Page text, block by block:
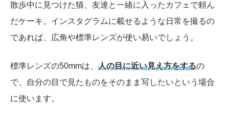
散歩中に見つけた猫、友達と一緒に入ったカフェで頼ん
だケーキ。インスタグラムに載せるような日常を撮るの
であれば、広角や標準レンズが使い易いでしょう。
標準レンズの50mmは、 人の目に近い見え方をするの
で、自分の目で見たものをそのまま写したいという場合
に使います。